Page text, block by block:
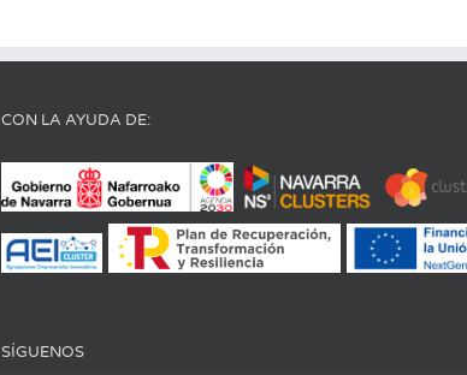
CON LA AYUDA DE:
SÍGUENOS